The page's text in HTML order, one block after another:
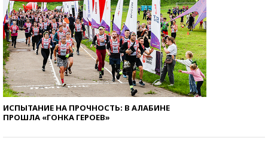
ИСПЫТАНИЕ НА ПРОЧНОСТЬ: В АЛАБИНЕ
ПРОШЛА «ГОНКА ГЕРОЕВ»